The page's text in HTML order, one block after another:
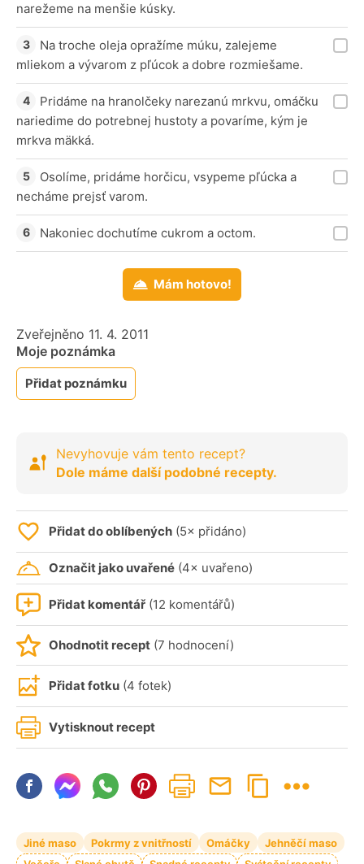
narežeme na menšie kúsky.
Na troche oleja opražíme múku, zalejeme
mliekom a vývarom z pľúcok a dobre rozmiešame.
Pridáme na hranolčeky narezanú mrkvu, omáčku
nariedime do potrebnej hustoty a povaríme, kým je
mrkva mäkká.
Osolíme, pridáme horčicu, vsypeme pľúcka a
necháme prejsť varom.
Nakoniec dochutíme cukrom a octom.
Mám hotovo!
Zveřejněno 11. 4. 2011
Moje poznámka
Přidat poznámku
Nevyhovuje vám tento recept?
Dole máme další podobné recepty.
Přidat do oblíbených (5× přidáno)
Označit jako uvařené (4× uvařeno)
Přidat komentář (12 komentářů)
Ohodnotit recept (7 hodnocení)
Přidat fotku (4 fotek)
Vytisknout recept
Jiné maso Pokrmy z vnitřností Omáčky
Jehněčí maso